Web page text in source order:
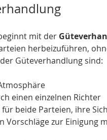
mit der
herbeizuführen,
Güteverhandlung sind:
einen einzelnen Richter
beide Parteien, ihre
Vorschläge zur Einigung